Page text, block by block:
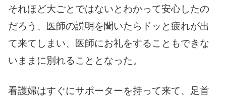
それほど大ごとではないとわかって安心したの
だろう、医師の説明を聞いたらドッと疲れが出
て来てしまい、医師にお礼をすることもできな
いままに別れることとなった。
看護婦はすぐにサポーターを持って来て、足首